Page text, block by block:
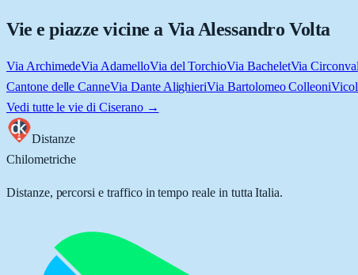
Vie e piazze vicine a Via Alessandro Volta
Via ArchimedeVia AdamelloVia del TorchioVia BacheletVia
Cantone delle CanneVia Dante AlighieriVia Bartolomeo Colleoni
Vedi tutte le vie di Ciserano→
Distanze
Chilometriche
Distanze, percorsi e traffico in tempo reale in tutta Italia.